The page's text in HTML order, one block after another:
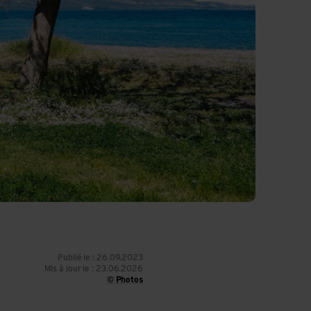
Publié le : 26.09.2023
Mis à jour le : 23.06.2026
© Photos